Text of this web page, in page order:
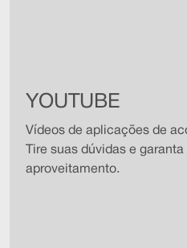
YOUTUBE
Vídeos de aplicações de
Tire suas dúvidas e
aproveitamento.